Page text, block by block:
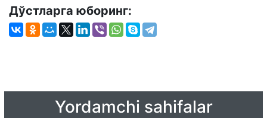
Дўстларга юборинг:
Yordamchi sahifalar